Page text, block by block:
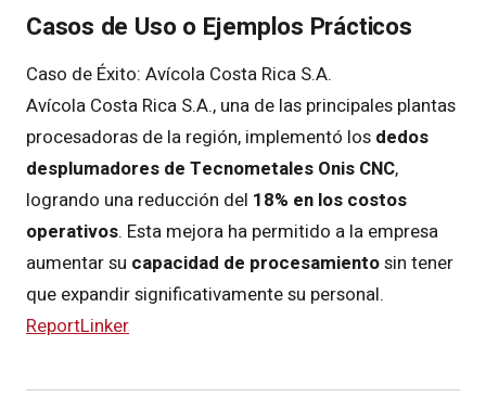
Casos de Uso o Ejemplos Prácticos
Caso de Éxito: Avícola Costa Rica S.A.
Avícola Costa Rica S.A., una de las principales plantas
procesadoras de la región, implementó los dedos
desplumadores de Tecnometales Onis CNC,
logrando una reducción del 18% en los costos
operativos. Esta mejora ha permitido a la empresa
aumentar su capacidad de procesamientosin tener
que expandir significativamente su personal.
ReportLinker